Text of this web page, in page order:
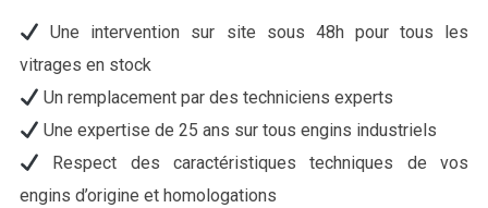
Une intervention sur site sous 48h pour tous les
vitrages en stock
Un remplacement par des techniciens experts
Une expertise de 25 ans sur tous engins industriels
Respect des caractéristiques techniques de vos
engins d’origine et homologations